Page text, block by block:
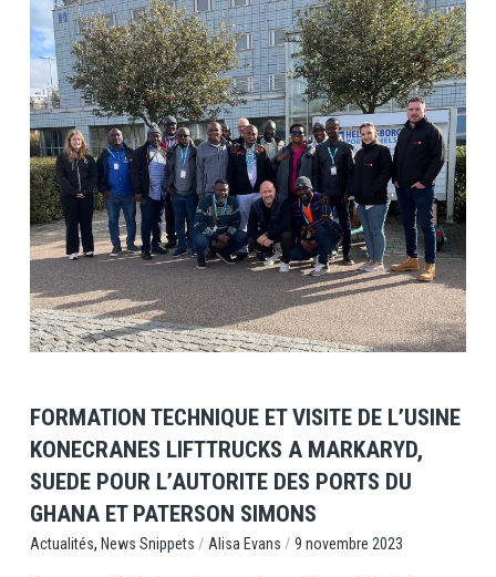
View Post
FORMATION TECHNIQUE ET VISITE DE L’USINE
KONECRANES LIFTTRUCKS A MARKARYD,
SUEDE POUR L’AUTORITE DES PORTS DU
GHANA ET PATERSON SIMONS
Actualités, News Snippets / Alisa Evans / 9 novembre 2023